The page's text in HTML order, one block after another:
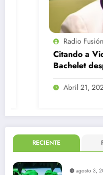
Radio Fusión 0
Citando a Violeta
Bachelet
Abril 21, 2026
RECIENTE
agosto 3,